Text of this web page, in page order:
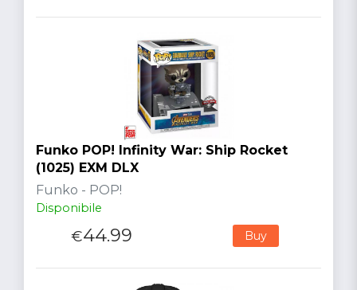
Funko POP! Infinity War: Ship Rocket
(1025) EXM DLX
Funko - POP!
Disponibile
€44.99 Buy